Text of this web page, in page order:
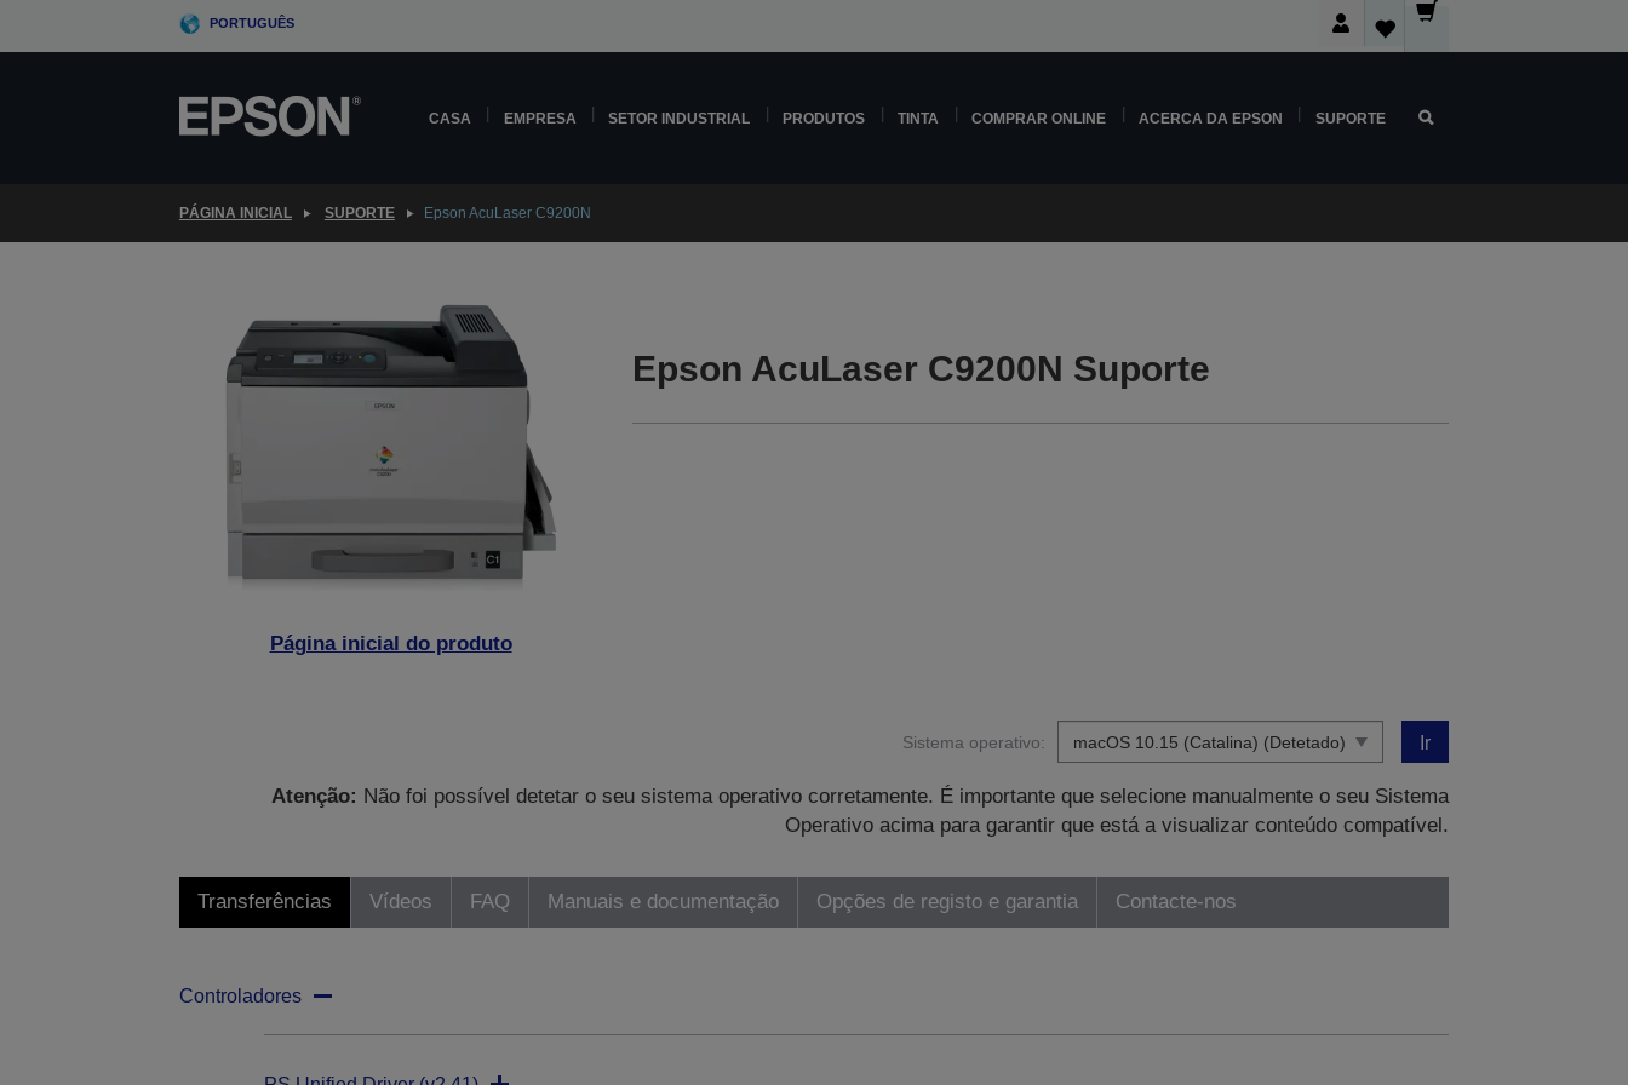
PORTUGUÊS
CASA EMPRESA SETOR INDUSTRIAL PRODUTOS TINTA COMPRAR ONLINE ACERCA DA EPSON SUPORTE
PÁGINA INICIAL SUPORTE Epson AcuLaser C9200N
Página inicial do produto
Epson AcuLaser C9200N Suporte
Sistema operativo: Ir
Atenção: Não foi possível detetar o seu sistema operativo corretamente. É importante que selecione manualmente o seu Sistema
Operativo acima para garantir que está a visualizar conteúdo compatível.
Transferências Vídeos FAQ Manuais e documentação Opções de registo e garantia Contacte-nos
Controladores